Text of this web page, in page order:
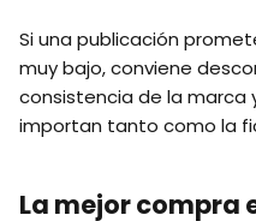
Si una publicación
muy bajo, conviene
consistencia de la marca
importan tanto como la
La mejor compra